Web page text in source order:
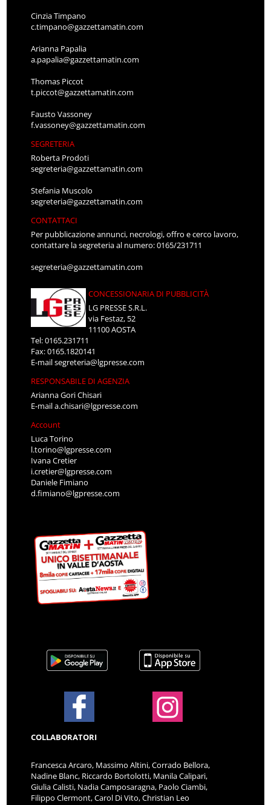
Cinzia Timpano
c.timpano@gazzettamatin.com
Arianna Papalia
a.papalia@gazzettamatin.com
Thomas Piccot
t.piccot@gazzettamatin.com
Fausto Vassoney
f.vassoney@gazzettamatin.com
SEGRETERIA
Roberta Prodoti
segreteria@gazzettamatin.com
Stefania Muscolo
segreteria@gazzettamatin.com
CONTATTACI
Per pubblicazione annunci, necrologi, offro e cerco lavoro,
contattare la segreteria al numero: 0165/231711
segreteria@gazzettamatin.com
CONCESSIONARIA DI PUBBLICITÀ
LG PRESSE S.R.L.
via Festaz, 52
11100 AOSTA
Tel: 0165.231711
Fax: 0165.1820141
E-mailsegreteria@lgpresse.com
RESPONSABILE DI AGENZIA
Arianna Gori Chisari
E-maila.chisari@lgpresse.com
Account
Luca Torino
l.torino@lgpresse.com
Ivana Cretier
i.cretier@lgpresse.com
Daniele Fimiano
d.fimiano@lgpresse.com
COLLABORATORI
Francesca Arcaro, Massimo Altini, Corrado Bellora,
Nadine Blanc, Riccardo Bortolotti, Manila Calipari,
Giulia Calisti, Nadia Camposaragna, Paolo Ciambi,
Filippo Clermont, Carol Di Vito, Christian Leo